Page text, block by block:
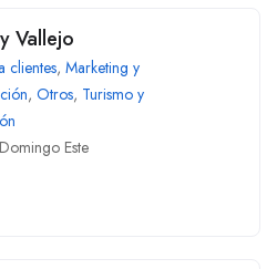
Vallejo
clientes, Marketing y
, Otros, Turismo y
Este